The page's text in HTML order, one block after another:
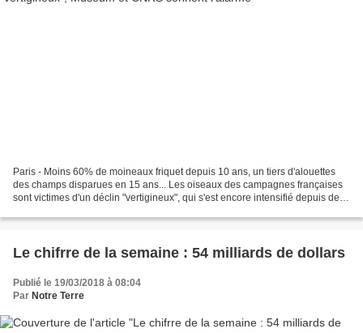
Paris - Moins 60% de moineaux friquet depuis 10 ans, un tiers d'alouettes
des champs disparues en 15 ans... Les oiseaux des campagnes françaises
sont victimes d'un déclin "vertigineux", qui s'est encore intensifié depuis deux
Le chifrre de la semaine : 54 milliards de dollars
Publié le 19/03/2018 à 08:04
Par Notre Terre